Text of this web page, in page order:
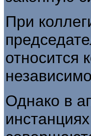
При
относится
Однако в